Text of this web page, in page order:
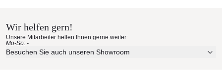
Wir helfen gern!
Unsere Mitarbeiter helfen Ihnen gerne weiter:
Mo-So: -
Besuchen Sie auch unseren Showroom